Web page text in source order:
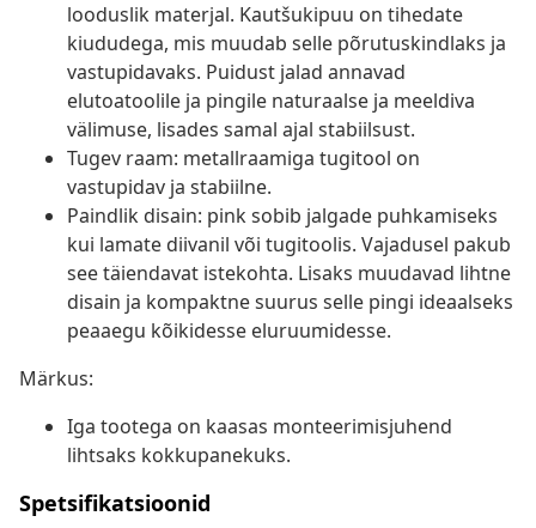
looduslik materjal. Kautšukipuu on tihedate
kiududega, mis muudab selle põrutuskindlaks ja
vastupidavaks. Puidust jalad annavad
elutoatoolile ja pingile naturaalse ja meeldiva
välimuse, lisades samal ajal stabiilsust.
Tugev raam: metallraamiga tugitool on
vastupidav ja stabiilne.
Paindlik disain: pink sobib jalgade puhkamiseks
kui lamate diivanil või tugitoolis. Vajadusel pakub
see täiendavat istekohta. Lisaks muudavad lihtne
disain ja kompaktne suurus selle pingi ideaalseks
peaaegu kõikidesse eluruumidesse.
Märkus:
Iga tootega on kaasas monteerimisjuhend
lihtsaks kokkupanekuks.
Spetsifikatsioonid